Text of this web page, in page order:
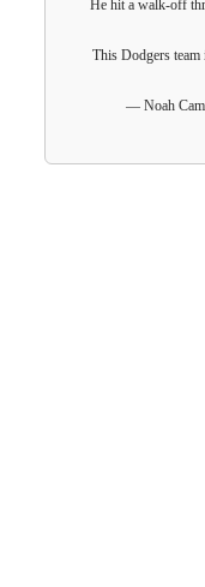
He hit a walk-off
This Dodgers team
— Noah